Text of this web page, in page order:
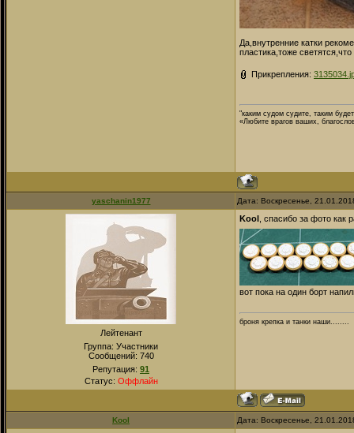
Да,внутренние катки
пластика,тоже
Прикрепления:
"каким судом судите, таким
«Любите врагов ваших,
yaschanin1977 Дата: Воскресенье,
Лейтенант
Группа: Участники
Сообщений: 740
Репутация: 91
Статус: Оффлайн
Kool , спасибо за фото
вот пока на один борт
броня крепка и танки наши........
Kool Дата: Воскресенье,